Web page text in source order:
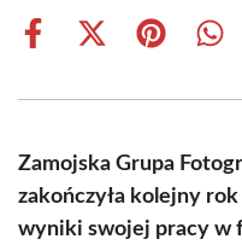
Share
Share
(Twitter)
Share
Zamojska Grupa
zakończyła kolejny
wyniki swojej pracy w